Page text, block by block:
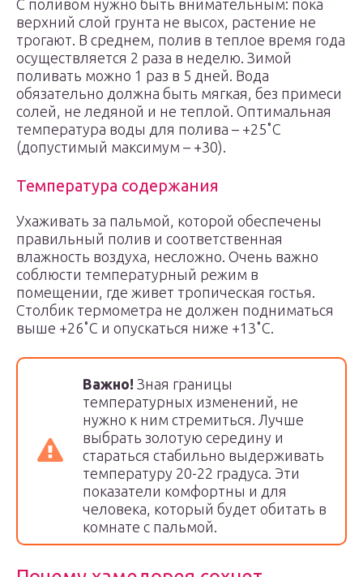
С поливом нужно быть внимательным: пока
верхний слой грунта не высох, растение не
трогают. В среднем, полив в теплое время года
осуществляется 2 раза в неделю. Зимой
поливать можно 1 раз в 5 дней. Вода
обязательно должна быть мягкая, без примеси
солей, не ледяной и не теплой. Оптимальная
температура воды для полива – +25˚С
(допустимый максимум – +30).
Температура содержания
Ухаживать за пальмой, которой обеспечены
правильный полив и соответственная
влажность воздуха, несложно. Очень важно
соблюсти температурный режим в
помещении, где живет тропическая гостья.
Столбик термометра не должен подниматься
выше +26˚С и опускаться ниже +13˚С.
Важно! Зная границы
температурных изменений, не
нужно к ним стремиться. Лучше
выбрать золотую середину и
стараться стабильно выдерживать
температуру 20-22 градуса. Эти
показатели комфортны и для
человека, который будет обитать в
комнате с пальмой.